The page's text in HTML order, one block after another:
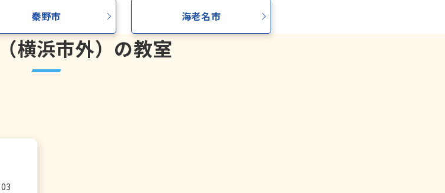
秦野市 海老名市
横浜市外）の教室